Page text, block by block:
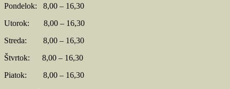
Pondelok: 8,00 – 16,30
Utorok: 8,00 – 16,30
Streda: 8,00 – 16,30
Štvrtok: 8,00 – 16,30
Piatok: 8,00 – 16,30